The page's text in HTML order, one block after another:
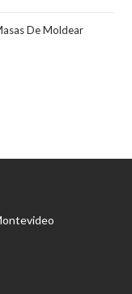
De Moldear